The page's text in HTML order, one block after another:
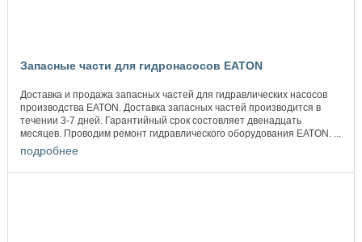
Запасные части для гидронасосов EATON
Доставка и продажа запасных частей для гидравлических насосов
производства EATON. Доставка запасных частей производится в
течении 3-7 дней. Гарантийный срок состовляет двенадцать
месяцев. Проводим ремонт гидравлического оборудования EATON. ...
подробнее